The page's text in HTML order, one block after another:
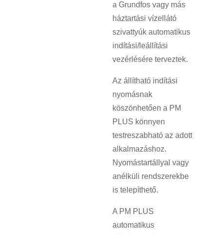
a Grundfos vagy más
háztartási vízellátó
szivattyúk automatikus
indítási/leállítási
vezérlésére terveztek.
Az állítható indítási
nyomásnak
köszönhetően a PM
PLUS könnyen
testreszabható az adott
alkalmazáshoz.
Nyomástartállyal vagy
anélküli rendszerekbe
is telepíthető.
A PM PLUS
automatikus